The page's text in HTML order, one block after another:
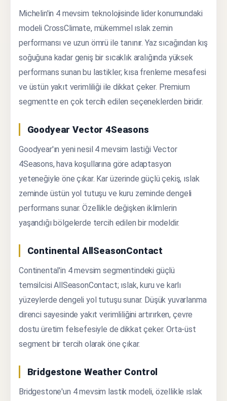
Michelin'in 4 mevsim teknolojisinde lider konumundaki
modeli CrossClimate, mükemmel ıslak zemin
performansı ve uzun ömrü ile tanınır. Yaz sıcağından kış
soğuğuna kadar geniş bir sıcaklık aralığında yüksek
performans sunan bu lastikler; kısa frenleme mesafesi
ve üstün yakıt verimliliği ile dikkat çeker. Premium
segmentte en çok tercih edilen seçeneklerden biridir.
Goodyear Vector 4Seasons
Goodyear'ın yeni nesil 4 mevsim lastiği Vector
4Seasons, hava koşullarına göre adaptasyon
yeteneğiyle öne çıkar. Kar üzerinde güçlü çekiş, ıslak
zeminde üstün yol tutuşu ve kuru zeminde dengeli
performans sunar. Özellikle değişken iklimlerin
yaşandığı bölgelerde tercih edilen bir modeldir.
Continental AllSeasonContact
Continental'in 4 mevsim segmentindeki güçlü
temsilcisi AllSeasonContact; ıslak, kuru ve karlı
yüzeylerde dengeli yol tutuşu sunar. Düşük yuvarlanma
direnci sayesinde yakıt verimliliğini artırırken, çevre
dostu üretim felsefesiyle de dikkat çeker. Orta-üst
segment bir tercih olarak öne çıkar.
Bridgestone Weather Control
Bridgestone'un 4 mevsim lastik modeli, özellikle ıslak